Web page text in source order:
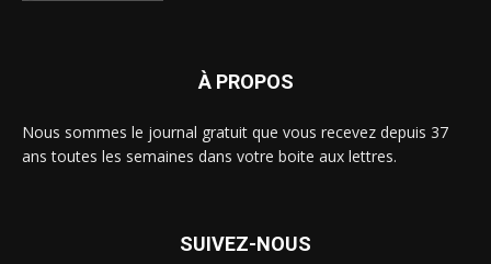
À PROPOS
Nous sommes le journal gratuit que vous recevez depuis 37
ans toutes les semaines dans votre boite aux lettres.
SUIVEZ-NOUS